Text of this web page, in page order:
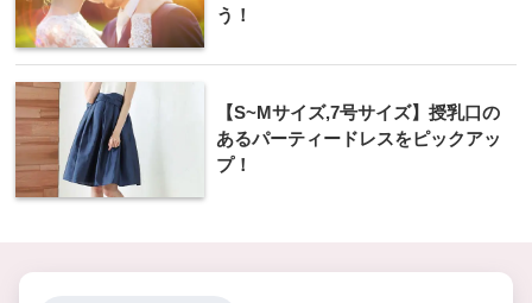
う！
【S~Mサイズ,7号サイズ】授乳口の
あるパーティードレスをピックアッ
プ！